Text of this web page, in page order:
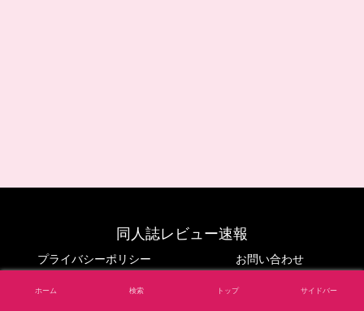
同人誌レビュー速報
プライバシーポリシー お問い合わせ
© 2024 同人誌レビュー速報.
ホーム 検索 トップ サイドバー